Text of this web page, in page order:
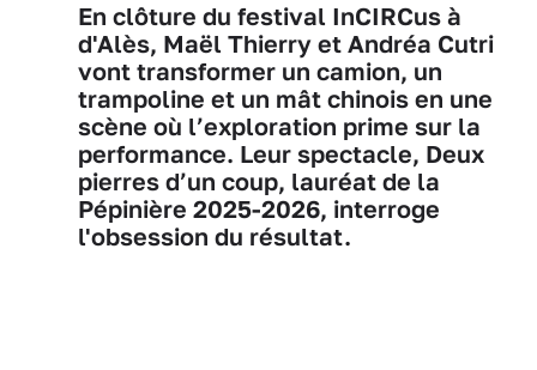
En clôture du festival InCIRCus à
d'Alès, Maël Thierry et Andréa Cutri
vont transformer un camion, un
trampoline et un mât chinois en une
scène où l’exploration prime sur la
performance. Leur spectacle, Deux
pierres d’un coup, lauréat de la
Pépinière 2025-2026, interroge
l'obsession du résultat.